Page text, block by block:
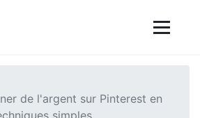
de l'argent sur Pinterest en
simples